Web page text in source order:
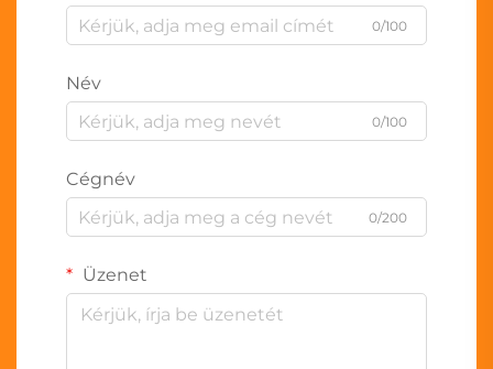
0/100
Név
0/100
Cégnév
0/200
Üzenet